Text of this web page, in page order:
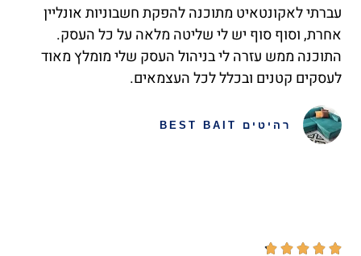
עברתי לאקונטאיט מתוכנה להפקת חשבוניות אונליין
אחרת, וסוף סוף יש לי שליטה מלאה על כל העסק.
התוכנה ממש עזרה לי בניהול העסק שלי מומלץ מאוד
לעסקים קטנים ובכלל לכל העצמאים.
רהיטים BEST BAIT




